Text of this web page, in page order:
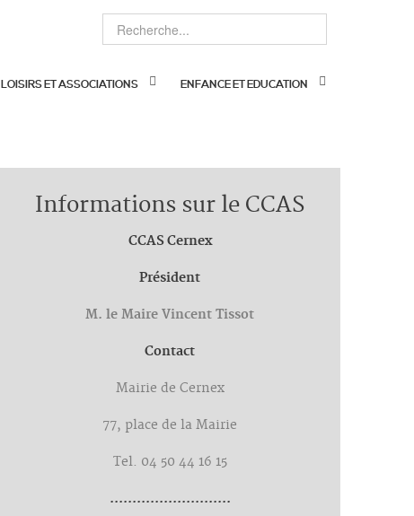
LOISIRS ET ASSOCIATIONS ENFANCE ET EDUCATION
Informations sur le CCAS
CCAS Cernex
Président
M. le Maire Vincent Tissot
Contact
Mairie de Cernex
77, place de la Mairie
Tel. 04 50 44 16 15
...........................